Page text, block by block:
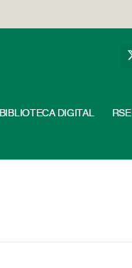
BIBLIOTECA DIGITAL RSE